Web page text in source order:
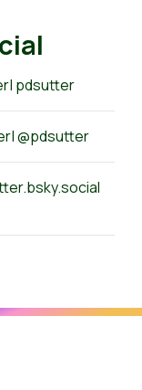
pdsutter
@pdsutter